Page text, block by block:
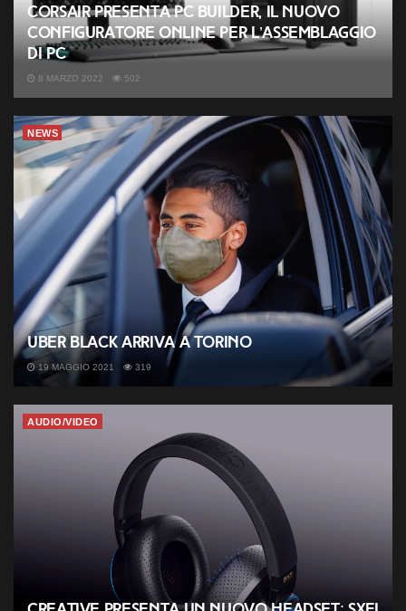
CORSAIR presenta PC Builder, il nuovo
configuratore online per l’assemblaggio
di PC
8 MARZO 2022 502
NEWS
Uber Black arriva a Torino
19 MAGGIO 2021 319
AUDIO/VIDEO